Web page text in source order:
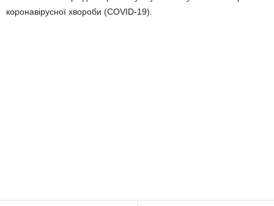
коронавірусної хвороби (COVID-19).